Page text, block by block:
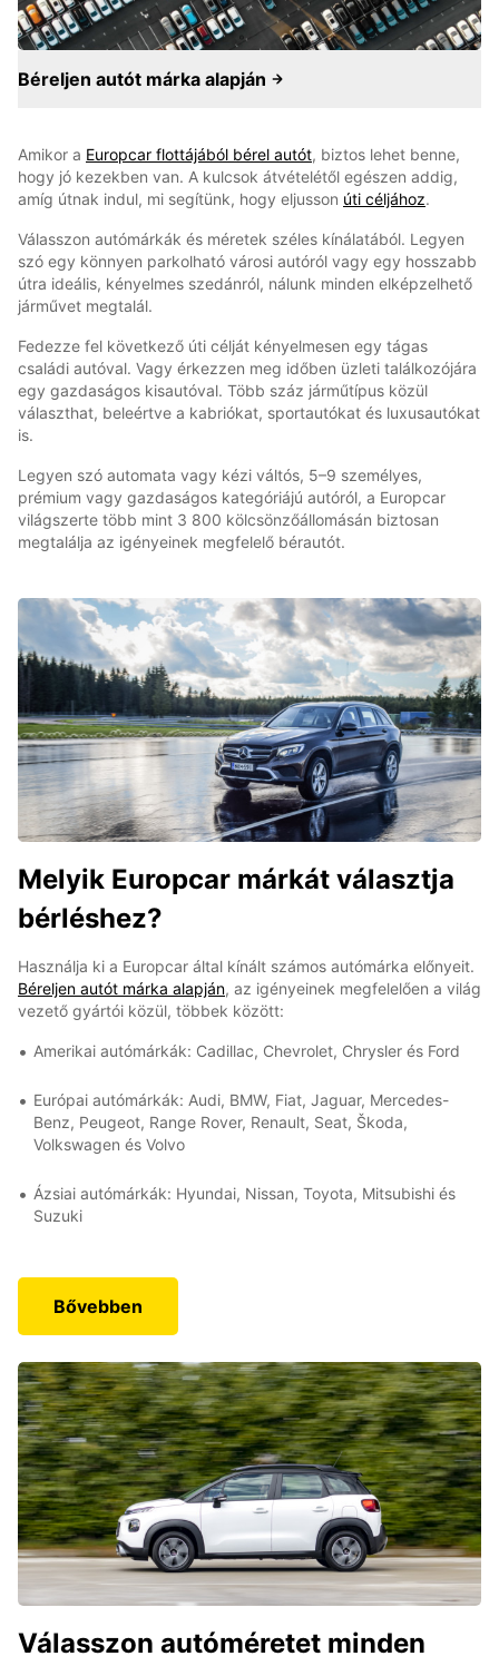
Béreljen autót márka alapján
Amikor a Europcar flottájából bérel autót, biztos lehet benne,
hogy jó kezekben van. A kulcsok átvételétől egészen addig,
amíg útnak indul, mi segítünk, hogy eljusson úti céljához.
Válasszon autómárkák és méretek széles kínálatából. Legyen
szó egy könnyen parkolható városi autóról vagy egy hosszabb
útra ideális, kényelmes szedánról, nálunk minden elképzelhető
járművet megtalál.
Fedezze fel következő úti célját kényelmesen egy tágas
családi autóval. Vagy érkezzen meg időben üzleti találkozójára
egy gazdaságos kisautóval. Több száz járműtípus közül
választhat, beleértve a kabriókat, sportautókat és luxusautókat
is.
Legyen szó automata vagy kézi váltós, 5–9 személyes,
prémium vagy gazdaságos kategóriájú autóról, a Europcar
világszerte több mint 3 800 kölcsönzőállomásán biztosan
megtalálja az igényeinek megfelelő bérautót.
Melyik Europcar márkát választja
bérléshez?
Használja ki a Europcar által kínált számos autómárka előnyeit.
Béreljen autót márka alapján, az igényeinek megfelelően a világ
vezető gyártói közül, többek között:
Amerikai autómárkák: Cadillac, Chevrolet, Chrysler és Ford
Európai autómárkák: Audi, BMW, Fiat, Jaguar, Mercedes-
Benz, Peugeot, Range Rover, Renault, Seat, Škoda,
Volkswagen és Volvo
Ázsiai autómárkák: Hyundai, Nissan, Toyota, Mitsubishi és
Suzuki
Bővebben
Válasszon autóméretet minden